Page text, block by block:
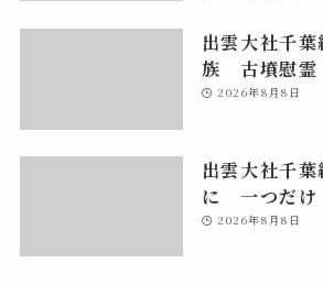
出雲大社千
族 古墳慰
2026年8月8日
出雲大社千
に 一つだけ
2026年8月8日